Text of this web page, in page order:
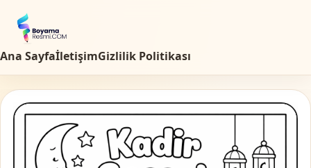
Ana SayfaİletişimGizlilik Politikası